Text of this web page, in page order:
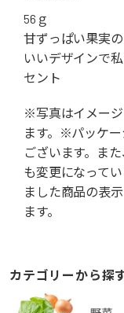
56ｇ
甘ずっぱい果実
いいデザインで
セント
※写真はイメー
ます。※パッケ
ございます。ま
も変更になって
ました商品の表
ます。
カテゴリーから探